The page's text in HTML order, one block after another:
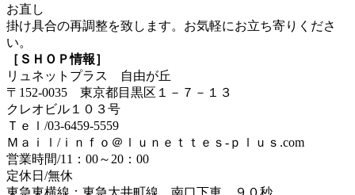
お直し
掛け具合の再調整を致します。お気軽にお立ち寄りくださ
い。
［ＳＨＯＰ情報］
リュネットプラス 自由が丘
〒152-0035 東京都目黒区１－７－１３
クレオビル１０３号
Ｔｅｌ/03-6459-5559
Ｍａｉｌ/ｉｎｆｏ＠ｌｕｎｅｔｔｅｓ-ｐｌｕｓ.com
営業時間/11：00～20：00
定休日/無休
東急東横線：東急大井町線 南口下車 ９０秒